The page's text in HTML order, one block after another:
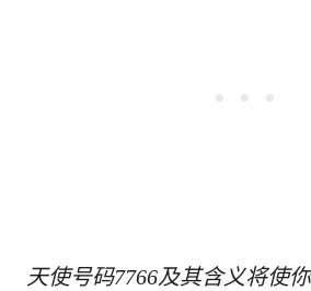
天使号码7766及其含义将使